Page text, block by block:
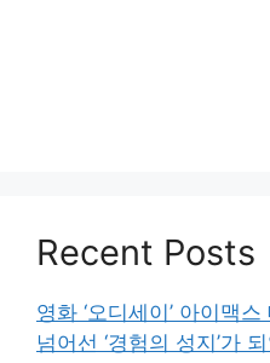
Recent Posts
영화 ‘오디세이’ 아이맥
넘어선 ‘경험의 성지’가